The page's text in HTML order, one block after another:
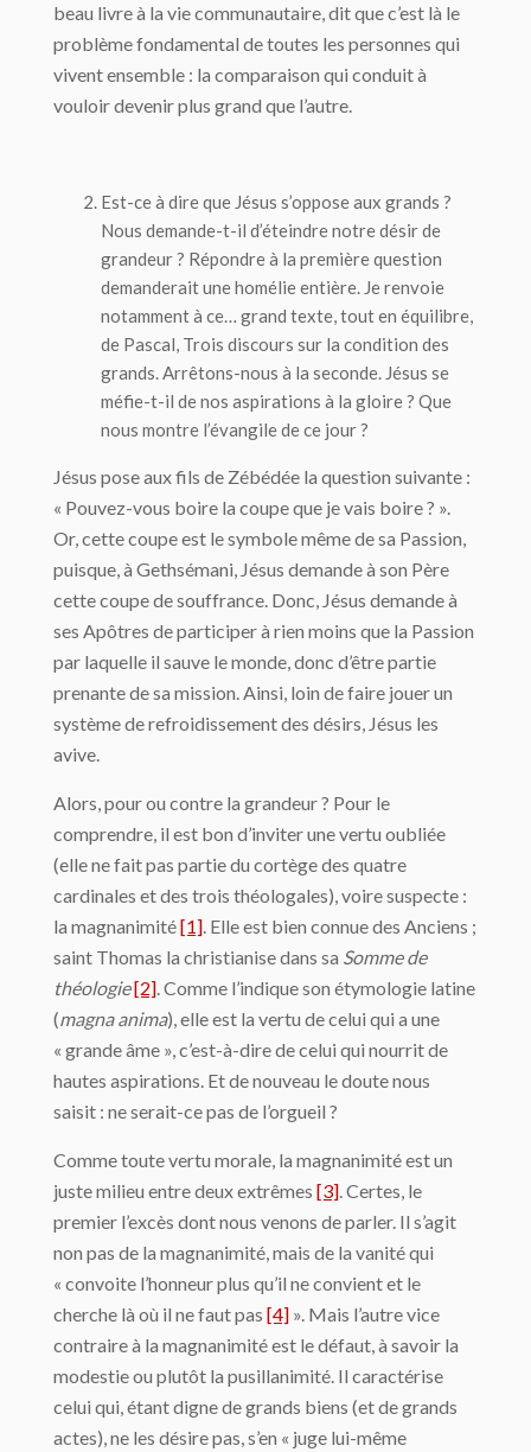
beau livre à la vie communautaire, dit que c’est là le
problème fondamental de toutes les personnes qui
vivent ensemble : la comparaison qui conduit à
vouloir devenir plus grand que l’autre.
Est-ce à dire que Jésus s’oppose aux grands ?
Nous demande-t-il d’éteindre notre désir de
grandeur ? Répondre à la première question
demanderait une homélie entière. Je renvoie
notamment à ce… grand texte, tout en équilibre,
de Pascal, Trois discours sur la condition des
grands. Arrêtons-nous à la seconde. Jésus se
méfie-t-il de nos aspirations à la gloire ? Que
nous montre l’évangile de ce jour ?
Jésus pose aux fils de Zébédée la question suivante :
« Pouvez-vous boire la coupe que je vais boire ? ».
Or, cette coupe est le symbole même de sa Passion,
puisque, à Gethsémani, Jésus demande à son Père
cette coupe de souffrance. Donc, Jésus demande à
ses Apôtres de participer à rien moins que la Passion
par laquelle il sauve le monde, donc d’être partie
prenante de sa mission. Ainsi, loin de faire jouer un
système de refroidissement des désirs, Jésus les
avive.
Alors, pour ou contre la grandeur ? Pour le
comprendre, il est bon d’inviter une vertu oubliée
(elle ne fait pas partie du cortège des quatre
cardinales et des trois théologales), voire suspecte :
la magnanimité[1]. Elle est bien connue des Anciens ;
saint Thomas la christianise dans sa Somme de
théologie[2]. Comme l’indique son étymologie latine
(magna anima), elle est la vertu de celui qui a une
« grande âme », c’est-à-dire de celui qui nourrit de
hautes aspirations. Et de nouveau le doute nous
saisit : ne serait-ce pas de l’orgueil ?
Comme toute vertu morale, la magnanimité est un
juste milieu entre deux extrêmes [3]. Certes, le
premier l’excès dont nous venons de parler. Il s’agit
non pas de la magnanimité, mais de la vanité qui
« convoite l’honneur plus qu’il ne convient et le
cherche là où il ne faut pas [4] ». Mais l’autre vice
contraire à la magnanimité est le défaut, à savoir la
modestie ou plutôt la pusillanimité. Il caractérise
celui qui, étant digne de grands biens (et de grands
actes), ne les désire pas, s’en « juge lui-même